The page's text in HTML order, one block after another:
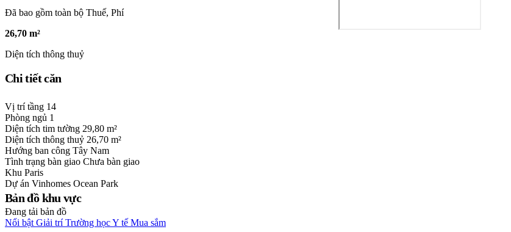
Đã bao gồm toàn bộ Thuế, Phí
26,70 m²
Diện tích thông thuỷ
Chi tiết căn
Vị trí tầng 14
Phòng ngủ 1
Diện tích tim tường 29,80 m²
Diện tích thông thuỷ 26,70 m²
Hướng ban công Tây Nam
Tình trạng bàn giao Chưa bàn giao
Khu Paris
Dự án Vinhomes Ocean Park
Bản đồ khu vực
Đang tải bản đồ
Nổi bật Giải trí Trường họcY tế Mua sắm